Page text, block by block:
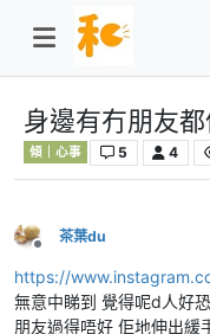
身邊有冇朋友
傾｜心事 5 4
離線
茶葉du
https://
無意中睇到 覺得呢d人好
朋友過得唔好 佢地伸出緩